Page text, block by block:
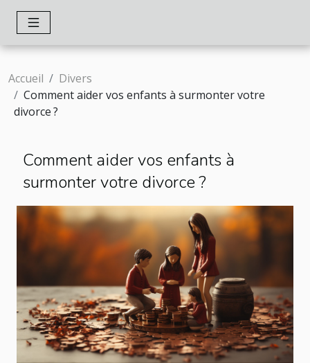
Accueil
Divers
Comment aider vos enfants à surmonter votre
divorce ?
Comment aider vos enfants à
surmonter votre divorce ?